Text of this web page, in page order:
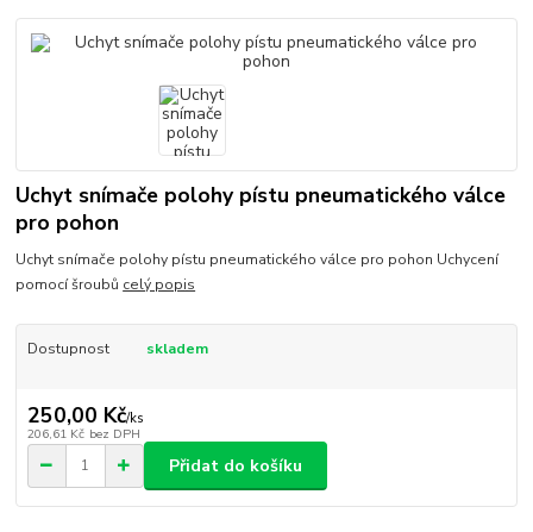
Uchyt snímače polohy pístu pneumatického válce
pro pohon
Uchyt snímače polohy pístu pneumatického válce pro pohon Uchycení
pomocí šroubů celý popis
Dostupnost skladem
250,00 Kč/ks
206,61 Kč bez DPH
Přidat do košíku